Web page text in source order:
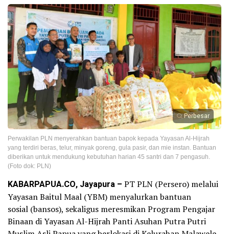
Perbesar
Perwakilan PLN menyerahkan bantuan bapok kepada Yayasan Al-Hijrah
yang terdiri beras, telur, minyak goreng, gula pasir, dan mie instan. Bantuan
diberikan untuk mendukung kebutuhan harian 45 santri dan 7 pengasuh.
(Foto dok: PLN)
KABARPAPUA.CO, Jayapura – PT PLN (Persero) melalui
Yayasan Baitul Maal (YBM) menyalurkan bantuan
sosial (bansos), sekaligus meresmikan Program Pengajar
Binaan di Yayasan Al-Hijrah Panti Asuhan Putra Putri